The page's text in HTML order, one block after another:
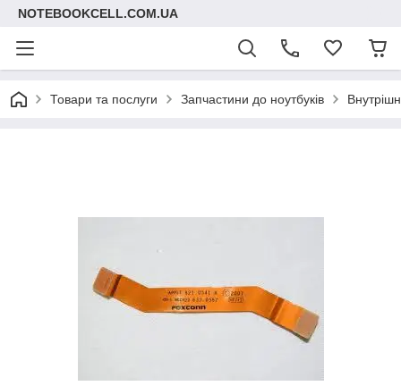
NOTEBOOKCELL.COM.UA
Товари та послуги Запчастини до ноутбуків